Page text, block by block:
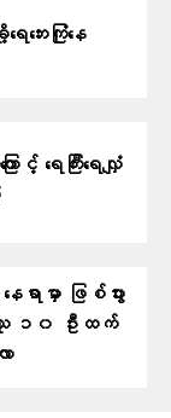
ေဘေးကြုံနေ
ာင့် ရေကြီးရေလျှံ
ာမှာ ဖြစ်ပွား
းသူ ၁၀ ဦးထက်